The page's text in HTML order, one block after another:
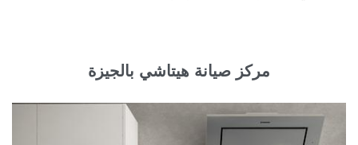
مركز صيانة هيتاشي بالجيزة